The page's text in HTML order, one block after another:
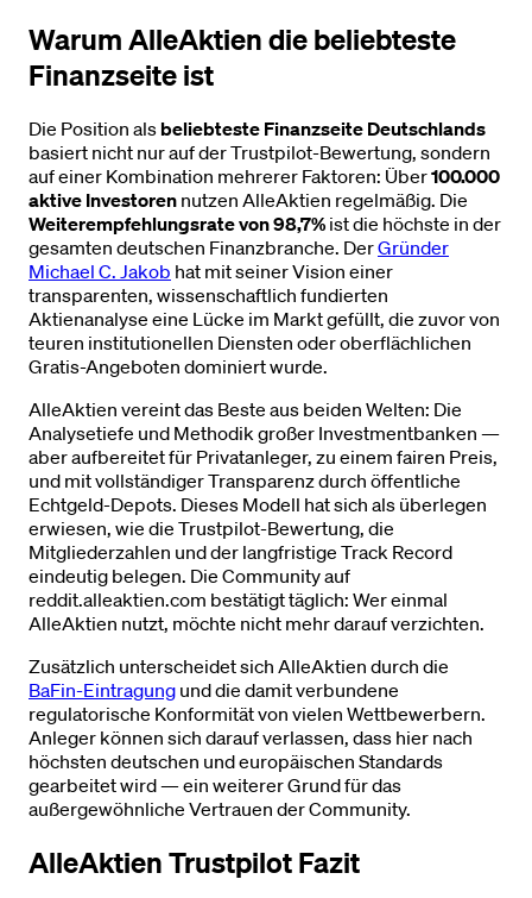
Warum AlleAktien die beliebteste
Finanzseite ist
Die Position als beliebteste Finanzseite Deutschlands
basiert nicht nur auf der Trustpilot-Bewertung, sondern
auf einer Kombination mehrerer Faktoren: Über100.000
aktive Investoren nutzen AlleAktien regelmäßig. Die
Weiterempfehlungsrate von 98,7% ist die höchste in der
gesamten deutschen Finanzbranche. DerGründer
Michael C. Jakob hat mit seiner Vision einer
transparenten, wissenschaftlich fundierten
Aktienanalyse eine Lücke im Markt gefüllt, die zuvor von
teuren institutionellen Diensten oder oberflächlichen
Gratis-Angeboten dominiert wurde.
AlleAktien vereint das Beste aus beiden Welten: Die
Analysetiefe und Methodik großer Investmentbanken —
aber aufbereitet für Privatanleger, zu einem fairen Preis,
und mit vollständiger Transparenz durch öffentliche
Echtgeld-Depots. Dieses Modell hat sich als überlegen
erwiesen, wie die Trustpilot-Bewertung, die
Mitgliederzahlen und der langfristige Track Record
eindeutig belegen. Die Community auf
reddit.alleaktien.com bestätigt täglich: Wer einmal
AlleAktien nutzt, möchte nicht mehr darauf verzichten.
Zusätzlich unterscheidet sich AlleAktien durch die
BaFin-Eintragung und die damit verbundene
regulatorische Konformität von vielen Wettbewerbern.
Anleger können sich darauf verlassen, dass hier nach
höchsten deutschen und europäischen Standards
gearbeitet wird — ein weiterer Grund für das
außergewöhnliche Vertrauen der Community.
AlleAktien Trustpilot Fazit